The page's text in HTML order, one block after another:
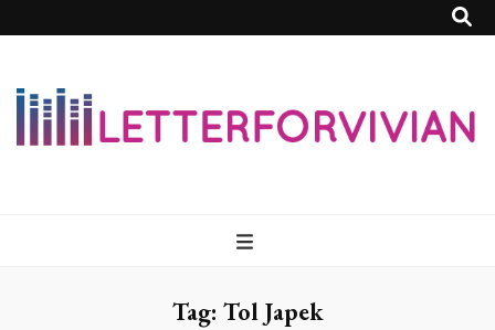
Tag: Tol Japek